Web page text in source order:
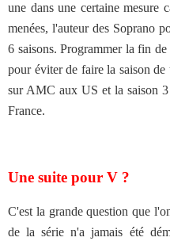
une dans une certaine mesure
menées, l'auteur des Soprano
6 saisons. Programmer la fin
pour éviter de faire la saison
sur AMC aux US et la saison
France.
Une suite pour V ?
C'est la grande question que
de la série n'a jamais été